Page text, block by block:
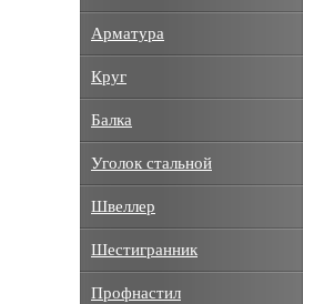
Арматура
Круг
Балка
Уголок стальной
Швеллер
Шестигранник
Профнастил